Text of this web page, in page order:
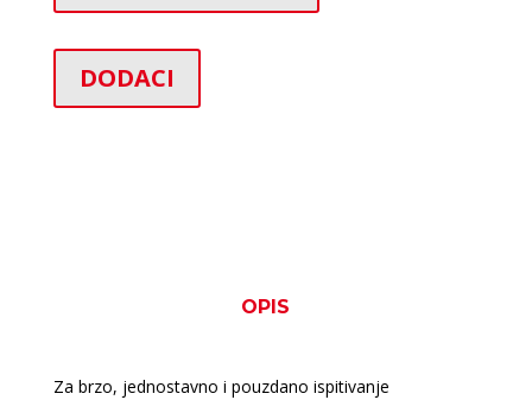
DODACI
OPIS
Za brzo, jednostavno i pouzdano ispitivanje